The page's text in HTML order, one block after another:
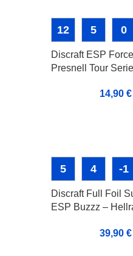
12 5 0
Discraft ESP
Presnell Tour
14,90 €
5 4 -1
Discraft Full Foil
ESP Buzzz –
39,90 €